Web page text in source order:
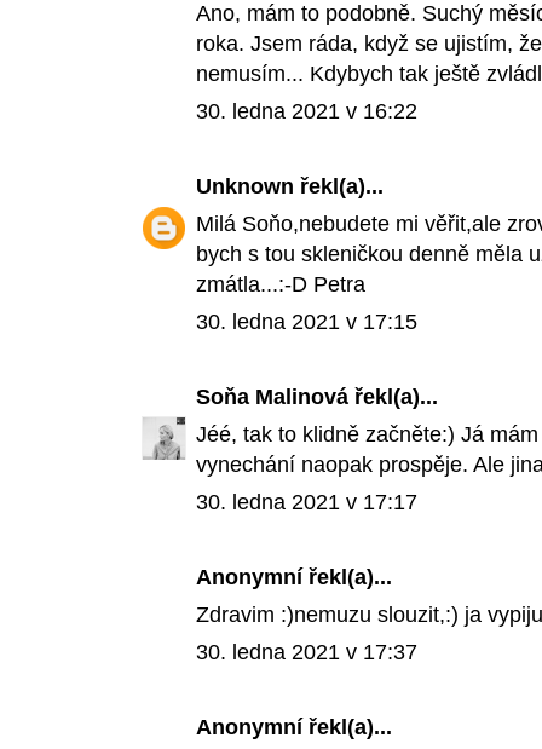
Ano, mám to podobně. Suchý
roka. Jsem ráda, když se ujistím,
nemusím... Kdybych tak ještě
30. ledna 2021 v 16:22
Unknown řekl(a)...
Milá Soňo,nebudete mi věřit,ale
bych s tou skleničkou denně měla
zmátla...:-D Petra
30. ledna 2021 v 17:15
Soňa Malinová řekl(a)...
Jéé, tak to klidně začněte:) Já
vynechání naopak prospěje. Ale
30. ledna 2021 v 17:17
Anonymní řekl(a)...
Zdravim :)nemuzu slouzit,:) ja
30. ledna 2021 v 17:37
Anonymní řekl(a)...